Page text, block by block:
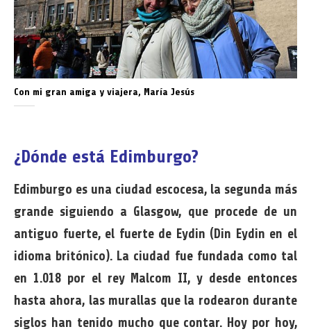
Con mi gran amiga y viajera, María Jesús
¿Dónde está Edimburgo?
Edimburgo es una ciudad escocesa, la segunda más
grande siguiendo a Glasgow, que procede de un
antiguo fuerte, el fuerte de Eydin (Din Eydin en el
idioma britónico). La ciudad fue fundada como tal
en 1.018 por el rey Malcom II, y desde entonces
hasta ahora, las murallas que la rodearon durante
siglos han tenido mucho que contar. Hoy por hoy,